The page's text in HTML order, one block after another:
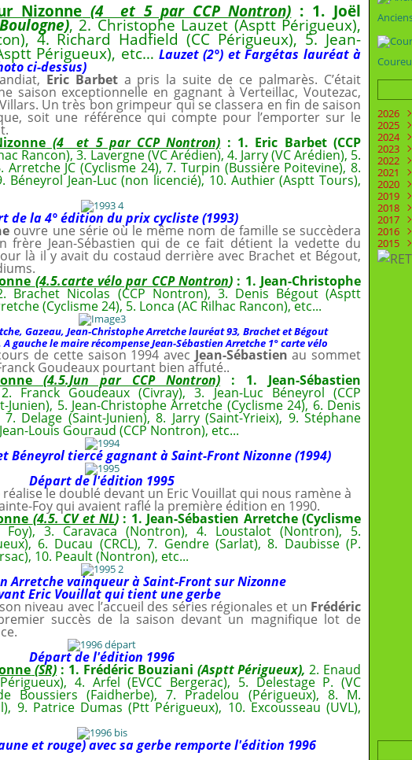
Nizonne (4 et 5 par CCP Nontron) : 1. Joël
, 2. Christophe Lauzet (Asptt Périgueux),
4. Richard Hadfield (CC Périgueux), 5. Jean-
Périgueux), etc… Lauzet (2°) et Fargétas lauréat à
ci-dessus)
Eric Barbeta pris la suite de ce palmarès. C’était
saison exceptionnelle en gagnant à Verteillac, Voutezac,
Un très bon grimpeur qui se classera en fin de saison
soit une référence qui compte pour l’emporter sur le
(4 et 5 par CCP Nontron) : 1. Eric Barbet (CCP
Rancon), 3. Lavergne (VC Arédien), 4. Jarry (VC Arédien), 5.
Arretche JC (Cyclisme 24), 7. Turpin (Bussière Poitevine), 8.
Béneyrol Jean-Luc (non licencié), 10. Authier (Asptt Tours),
de la 4° édition du prix cycliste (1993)
ouvre une série où le même nom de famille se succèdera
frère Jean-Sébastien qui de ce fait détient la vedette du
là il y avait du costaud derrière avec Brachet et Bégout,
(4.5.carte vélo par CCP Nontron) : 1. Jean-Christophe
Brachet Nicolas (CCP Nontron), 3. Denis Bégout (Asptt
(Cyclisme 24), 5. Lonca (AC Rilhac Rancon), etc...
Gazeau, Jean-Christophe Arretche lauréat 93, Brachet et Bégout
gauche le maire récompense Jean-Sébastien Arretche 1° carte vélo
de cette saison 1994 avec Jean-Sébastien au sommet
Goudeaux pourtant bien affuté..
(4.5.Jun par CCP Nontron) : 1. Jean-Sébastien
2. Franck Goudeaux (Civray), 3. Jean-Luc Béneyrol (CCP
5. Jean-Christophe Arretche (Cyclisme 24), 6. Denis
Delage (Saint-Junien), 8. Jarry (Saint-Yrieix), 9. Stéphane
Louis Gouraud (CCP Nontron), etc...
Béneyrol tiercé gagnant à Saint-Front Nizonne (1994)
Départ de l'édition 1995
réalise le doublé devant un Eric Vouillat qui nous ramène à
Foy qui avaient raflé la première édition en 1990.
(4.5. CV et NL): 1. Jean-Sébastien Arretche (Cyclisme
3. Caravaca (Nontron), 4. Loustalot (Nontron), 5.
6. Ducau (CRCL), 7. Gendre (Sarlat), 8. Daubisse (P.
10. Peault (Nontron), etc...
Arretche vainqueur à Saint-Front sur Nizonne
Eric Vouillat qui tient une gerbe
niveau avec l’accueil des séries régionales et un Frédéric
succès de la saison devant un magnifique lot de
Départ de l'édition 1996
(SR) : 1. Frédéric Bouziani (Asptt Périgueux),2. Enaud
4. Arfel (EVCC Bergerac), 5. Delestage P. (VC
Boussiers (Faidherbe), 7. Pradelou (Périgueux), 8. M.
9. Patrice Dumas (Ptt Périgueux), 10. Excousseau (UVL),
et rouge) avec sa gerbe remporte l'édition 1996
2026
Juillet
Juin
Mai
2025
Août
Juillet
Juin
Mai
Avril
Mars
2024
Août
Mai
Mars
2023
Août
Juillet
Juin
Mai
2022
Août
Juillet
Juin
Mai
2021
Août
Juillet
Juin
Mai
2020
Août
Juin
2019
2018
2017
2016
2015